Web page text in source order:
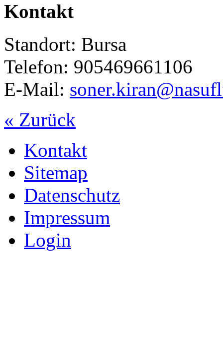
Kontakt
Standort: Bursa
Telefon: 905469661106
E-Mail:
« Zurück
Kontakt
Sitemap
Datenschutz
Impressum
Login